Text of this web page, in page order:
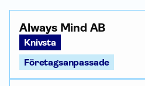
Always Mind AB
Knivsta
Företagsanpassade